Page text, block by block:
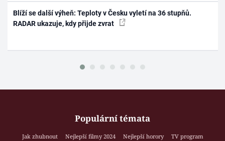
Blíží se další výheň: Teploty v Česku vyletí na 36 stupňů.
RADAR ukazuje, kdy přijde zvrat
Populární témata
Jak zhubnout Nejlepší filmy 2024 Nejlepší horory
TV program